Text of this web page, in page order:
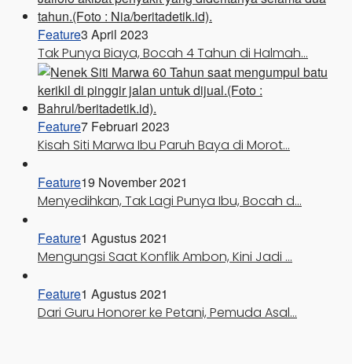
Feature3 April 2023
Tak Punya Biaya, Bocah 4 Tahun di Halmah…
Feature7 Februari 2023
Kisah Siti Marwa Ibu Paruh Baya di Morot…
Feature19 November 2021
Menyedihkan, Tak Lagi Punya Ibu, Bocah d…
Feature1 Agustus 2021
Mengungsi Saat Konflik Ambon, Kini Jadi …
Feature1 Agustus 2021
Dari Guru Honorer ke Petani, Pemuda Asal…